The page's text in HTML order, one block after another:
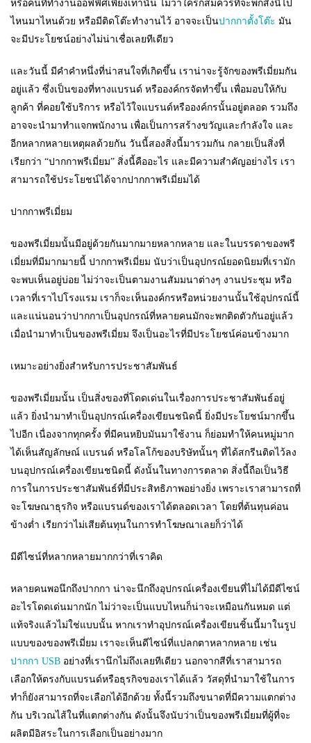
หรือคนที่ทำงานออฟฟิศเพียงเท่านั้น ไม่ว่าใครก็สมควรที่จะพกสิ่งนี้ไป
ไหนมาไหนด้วย หรือมีติดโต๊ะทำงานไว้ อาจจะเป็นปากกาตั้งโต๊ะ มัน
จะมีประโยชน์อย่างไม่น่าเชื่อเลยทีเดียว
และวันนี้ มีคำคำหนึ่งที่น่าสนใจที่เกิดขึ้น เราน่าจะรู้จักของพรีเมี่ยมกัน
อยู่แล้ว ซึ่งเป็นของที่ทางแบรนด์ หรือองค์กรจัดทำขึ้น เพื่อมอบให้กับ
ลูกค้า ที่คอยใช้บริการ หรือไว้ใจแบรนด์หรือองค์กรนั้นอยู่ตลอด รวมถึง
อาจจะนำมาทำแจกพนักงาน เพื่อเป็นการสร้างขวัญและกำลังใจ และ
อีกหลากหลายเหตุผลด้วยกัน วันนี้สองสิ่งนี้มารวมกัน กลายเป็นสิ่งที่
เรียกว่า “ปากกาพรีเมี่ยม” สิ่งนี้คืออะไร และมีความสำคัญอย่างไร เรา
สามารถใช้ประโยชน์ได้จากปากกาพรีเมี่ยมได้
ปากกาพรีเมี่ยม
ของพรีเมี่ยมนั้นมีอยู่ด้วยกันมากมายหลากหลาย และในบรรดาของพรี
เมี่ยมที่มีมากมายนี้ ปากกาพรีเมี่ยม นับว่าเป็นอุปกรณ์ยอดนิยมที่เรามัก
จะพบเห็นอยู่บ่อย ไม่ว่าจะเป็นตามงานสัมมนาต่างๆ งานประชุม หรือ
เวลาที่เราไปโรงแรม เราก็จะเห็นองค์กรหรือหน่วยงานนั้นใช้อุปกรณ์นี้
และแน่นอนว่าปากกาเป็นอุปกรณ์ที่หลายคนมักจะพกติดตัวกันอยู่แล้ว
เมื่อนำมาทำเป็นของพรีเมี่ยม จึงเป็นอะไรที่มีประโยชน์ค่อนข้างมาก
เหมาะอย่างยิ่งสำหรับการประชาสัมพันธ์
ของพรีเมี่ยมนั้น เป็นสิ่งของที่โดดเด่นในเรื่องการประชาสัมพันธ์อยู่
แล้ว ยิ่งนำมาทำเป็นอุปกรณ์เครื่องเขียนชนิดนี้ ยิ่งมีประโยชน์มากขึ้น
ไปอีก เนื่องจากทุกครั้ง ที่มีคนหยิบมันมาใช้งาน ก็ย่อมทำให้คนหมู่มาก
ได้เห็นสัญลักษณ์ แบรนด์ หรือโลโก้ของบริษัทนั้นๆ ที่ได้สกรีนติดไว้ลง
บนอุปกรณ์เครื่องเขียนชนิดนี้ ดังนั้นในทางการตลาด สิ่งนี้ถือเป็นวิธี
การในการประชาสัมพันธ์ที่มีประสิทธิภาพอย่างยิ่ง เพราะเราสามารถที่
จะโฆษณาธุรกิจ หรือแบรนด์ของเราได้ตลอดเวลา โดยที่ต้นทุนค่อน
ข้างต่ำ เรียกว่าไม่เสียต้นทุนในการทำโฆษณาเลยก็ว่าได้
มีดีไซน์ที่หลากหลายมากกว่าที่เราคิด
หลายคนพอนึกถึงปากกา น่าจะนึกถึงอุปกรณ์เครื่องเขียนที่ไม่ได้มีดีไซน์
อะไรโดดเด่นมากนัก ไม่ว่าจะเป็นแบบไหนก็น่าจะเหมือนกันหมด แต่
แท้จริงแล้วไม่ใช่แบบนั้น หากเราทำอุปกรณ์เครื่องเขียนชิ้นนี้มาในรูป
แบบของของพรีเมี่ยม เราจะเห็นดีไซน์ที่แปลกตาหลากหลาย เช่น
ปากกา USB อย่างที่เรานึกไม่ถึงเลยทีเดียว นอกจากสีที่เราสามารถ
เลือกให้ตรงกับแบรนด์หรือธุรกิจของเราได้แล้ว วัสดุที่นำมาใช้ในการ
ทำก็ยังสามารถที่จะเลือกได้อีกด้วย ทั้งนี้รวมถึงขนาดที่มีความแตกต่าง
กัน บริเวณไส้ในที่แตกต่างกัน ดังนั้นจึงนับว่าเป็นของพรีเมี่ยมที่ผู้ที่จะ
ผลิตมีอิสระในการเลือกเป็นอย่างมาก